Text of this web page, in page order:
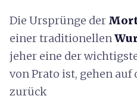
Die Ursprünge der
einer traditionellen
jeher eine der
von Prato ist, gehen auf
zurück